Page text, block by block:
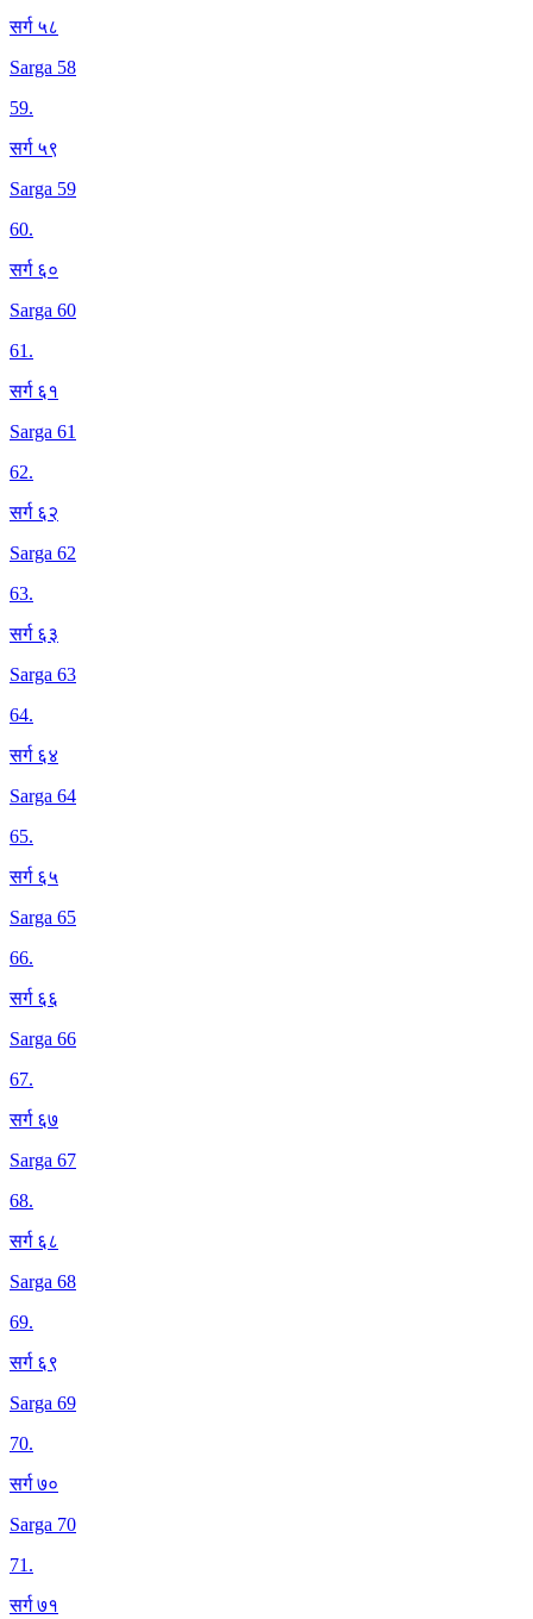
सर्ग ५८
Sarga 58
59.
सर्ग ५९
Sarga 59
60.
सर्ग ६०
Sarga 60
61.
सर्ग ६१
Sarga 61
62.
सर्ग ६२
Sarga 62
63.
सर्ग ६३
Sarga 63
64.
सर्ग ६४
Sarga 64
65.
सर्ग ६५
Sarga 65
66.
सर्ग ६६
Sarga 66
67.
सर्ग ६७
Sarga 67
68.
सर्ग ६८
Sarga 68
69.
सर्ग ६९
Sarga 69
70.
सर्ग ७०
Sarga 70
71.
सर्ग ७१